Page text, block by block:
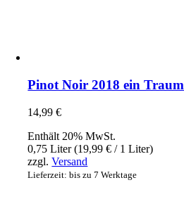
Pinot Noir 2018 ein Traum
14,99€
Enthält 20% MwSt.
0,75 Liter (19,99€ / 1 Liter)
zzgl.Versand
Lieferzeit: bis zu 7 Werktage